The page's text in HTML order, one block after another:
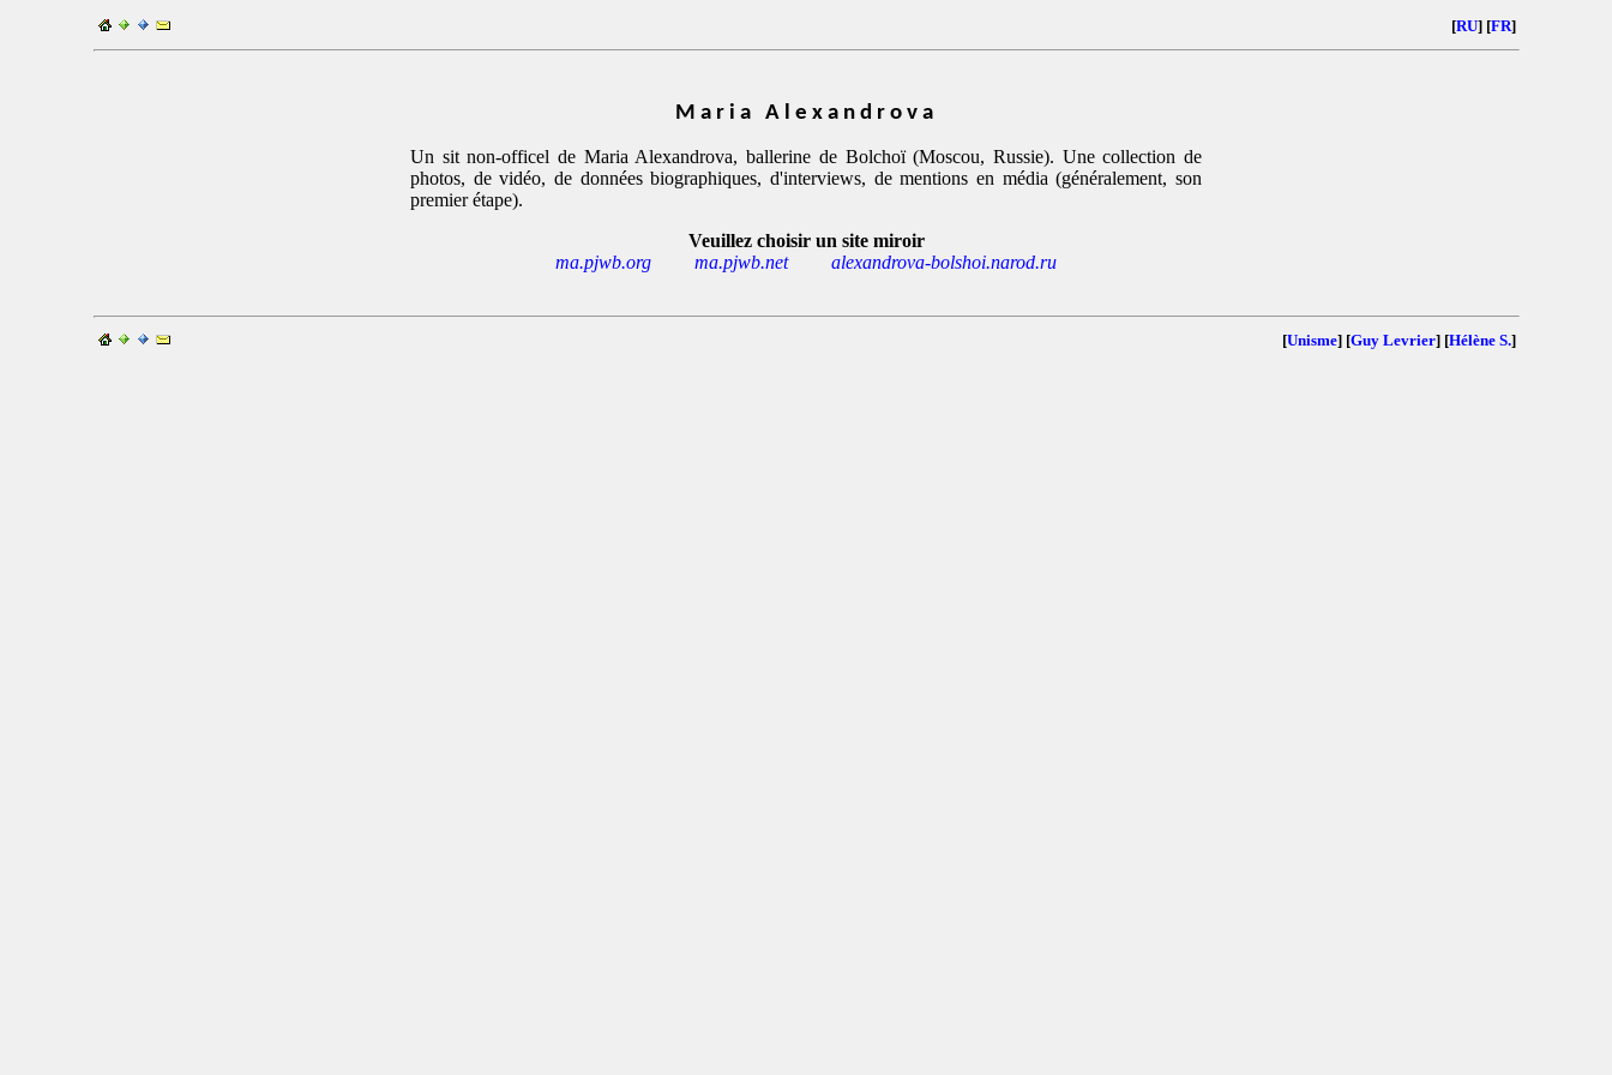
[RU] [FR]
Maria Alexandrova
Un sit non-officel de Maria Alexandrova, ballerine de Bolchoï (Moscou, Russie). Une collection de
photos, de vidéo, de données biographiques, d'interviews, de mentions en média (généralement, son
premier étape).
Veuillez choisir un site miroir
ma.pjwb.org
ma.pjwb.net alexandrova-bolshoi.narod.ru
[Unisme] [Guy Levrier] [Hélène S.]